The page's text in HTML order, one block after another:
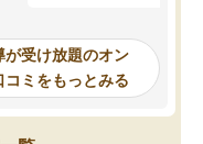
が受け放題のオン
ミをもっとみる